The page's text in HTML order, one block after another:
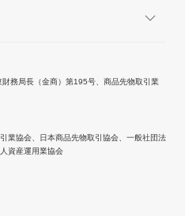
務局長（金商）第195号、商品先物取引業
業協会、日本商品先物取引協会、一般社団法
資産運用業協会